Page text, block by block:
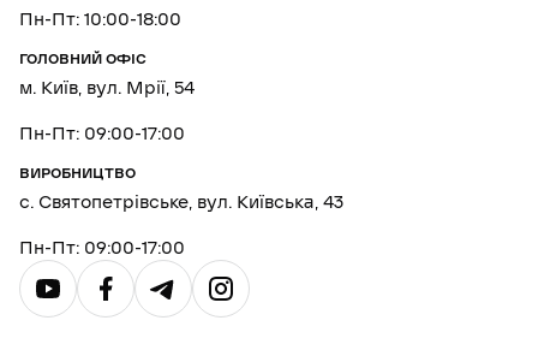
Пн-Пт: 10:00-18:00
ГОЛОВНИЙ ОФІС
м. Київ, вул. Мрії, 54
Пн-Пт: 09:00-17:00
ВИРОБНИЦТВО
с. Святопетрівське, вул. Київська, 43
Пн-Пт: 09:00-17:00